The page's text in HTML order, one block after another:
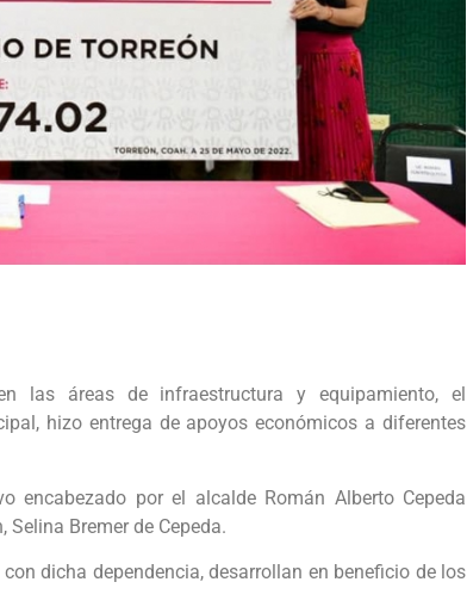
las áreas de infraestructura y equipamiento, el
hizo entrega de apoyos económicos a diferentes
encabezado por el alcalde Román Alberto Cepeda
Selina Bremer de Cepeda.
dicha dependencia, desarrollan en beneficio de los